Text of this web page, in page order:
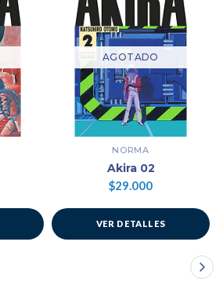
AGOTADO
NORMA
Akira 02
$29.000
VER DETALLES